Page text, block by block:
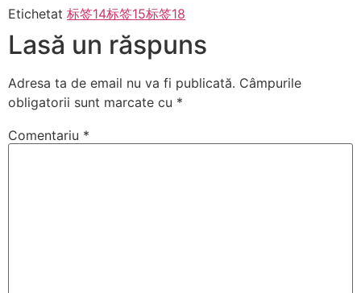
Etichetat 标签14标签15标签18
Lasă un răspuns
Adresa ta de email nu va fi publicată. Câmpurile
obligatorii sunt marcate cu *
Comentariu *